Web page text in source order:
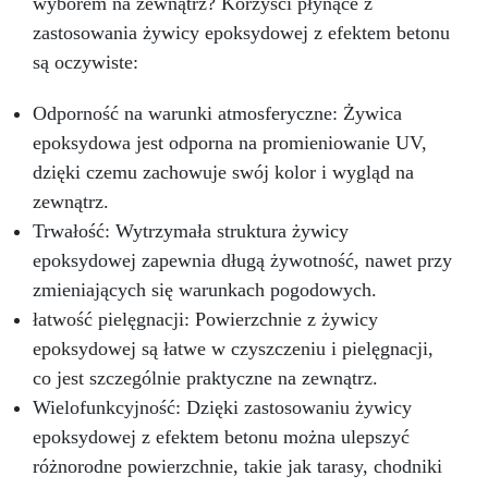
zastosowania żywicy epoksydowej z efektem betonu
są oczywiste:
Odporność na warunki atmosferyczne: Żywica
epoksydowa jest odporna na promieniowanie UV,
dzięki czemu zachowuje swój kolor i wygląd na
zewnątrz.
Trwałość: Wytrzymała struktura żywicy
epoksydowej zapewnia długą żywotność, nawet przy
zmieniających się warunkach pogodowych.
łatwość pielęgnacji: Powierzchnie z żywicy
epoksydowej są łatwe w czyszczeniu i pielęgnacji,
co jest szczególnie praktyczne na zewnątrz.
Wielofunkcyjność: Dzięki zastosowaniu żywicy
epoksydowej z efektem betonu można ulepszyć
różnorodne powierzchnie, takie jak tarasy, chodniki